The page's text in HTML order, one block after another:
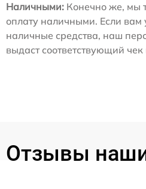
Наличными: Конечно же, мы
оплату наличными. Если вам
наличные средства, наш
выдаст соответствующий
Отзывы